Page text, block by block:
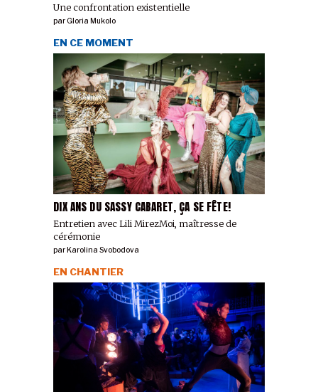
Une confrontation existentielle
parGloria Mukolo
DIX ANS DU SASSY CABARET, ÇA SE FÊTE!
Entretien avec Lili MirezMoi, maîtresse de
cérémonie
EN CE MOMENT
par Karolina Svobodova
EN CHANTIER